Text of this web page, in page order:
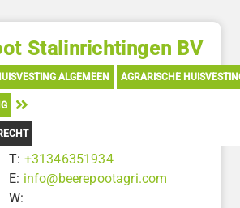
Stalinrichtingen BV
ALGEMEEN AGRARISCHE
T: +31346351934
E: info@beerepootagri.com
W: